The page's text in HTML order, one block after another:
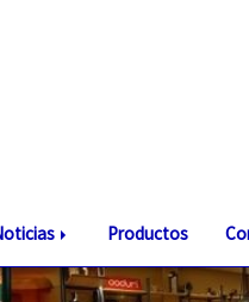
Productos